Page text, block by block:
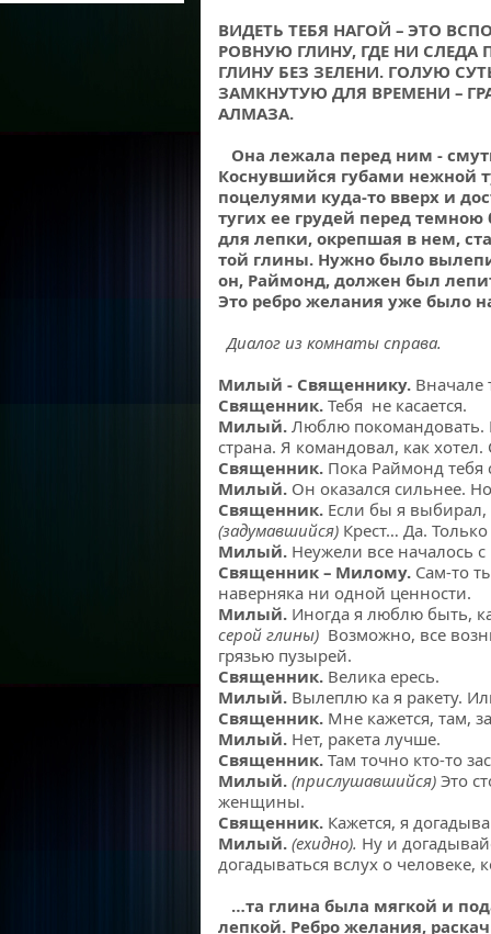
ВИДЕТЬ ТЕБЯ НАГОЙ – ЭТО
РОВНУЮ ГЛИНУ, ГДЕ НИ СЛЕДА
ГЛИНУ БЕЗ ЗЕЛЕНИ. ГОЛУЮ
ЗАМКНУТУЮ ДЛЯ ВРЕМЕНИ –
Она лежала перед ним -
Коснувшийся губами нежной
поцелуями куда-то вверх и
тугих ее грудей перед
для лепки, окрепшая в нем,
той глины. Нужно было
он, Раймонд, должен был
Это ребро желания уже было
Диалог из комнаты справа.
Милый - Священнику.Вначале
Священник.Тебя не касается.
Милый. Люблю покомандовать.
страна. Я командовал, как
Священник.Пока Раймонд тебя
Милый.Он оказался сильнее.
Священник. Если бы я
(задумавшийся)Крест… Да. Только
Милый.Неужели все началось с
Священник – Милому.Сам-то
наверняка ни одной ценности.
Милый.Иногда я люблю быть,
серой глины) Возможно, все
грязью пузырей.
Священник.Велика ересь.
Милый.Вылеплю ка я ракету.
Священник.Мне кажется, там,
Милый.Нет, ракета лучше.
Священник. Там точно кто-то
Милый.(прислушавшийся)Это
женщины.
Священник.Кажется, я
Милый. (ехидно). Ну и
догадываться вслух о человеке,
…та глина была мягкой и
лепкой. Ребро желания,